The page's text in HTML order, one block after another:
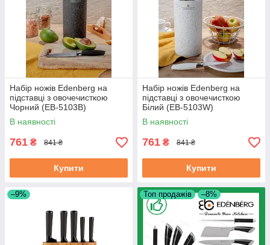
Набір ножів Edenberg на
підставці з овочечисткою
Чорний (EB-5103B)
В наявності
761 ₴ 841 ₴
Купити
Набір ножів Edenberg на
підставці з овочечисткою
Білий (EB-5103W)
В наявності
761 ₴ 841 ₴
Купити
–9% Топ продажів –8%